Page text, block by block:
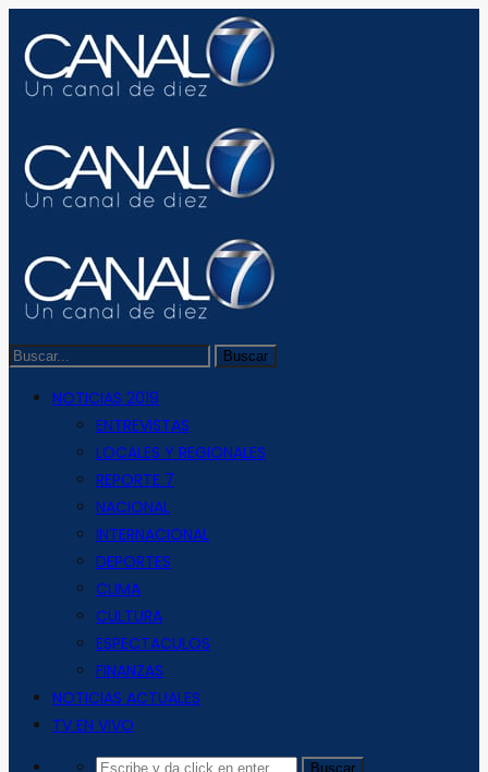
NOTICIAS 2019
ENTREVISTAS
LOCALES Y REGIONALES
REPORTE 7
NACIONAL
INTERNACIONAL
DEPORTES
CLIMA
CULTURA
ESPECTACULOS
FINANZAS
NOTICIAS ACTUALES
TV EN VIVO